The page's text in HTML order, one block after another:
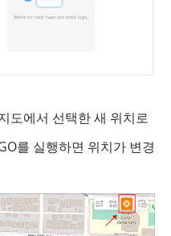
도에서 선택한 새 위치로
를 실행하면 위치가 변경